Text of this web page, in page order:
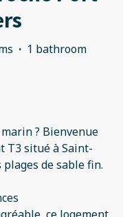
· 1 bathroom
? Bienvenue
T3 situé à Saint-
de sable fin.